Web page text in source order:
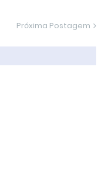
Próxima Postagem